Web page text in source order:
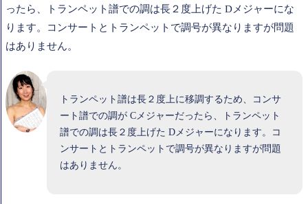
ったら、トランペット譜での調は長２度上げた Dメジャーにな
ります。コンサートとトランペットで調号が異なりますが問題
はありません。
トランペット譜は長２度上に移調するため、コンサ
ート譜での調が Cメジャーだったら、トランペット
譜での調は長２度上げた Dメジャーになります。コ
ンサートとトランペットで調号が異なりますが問題
はありません。